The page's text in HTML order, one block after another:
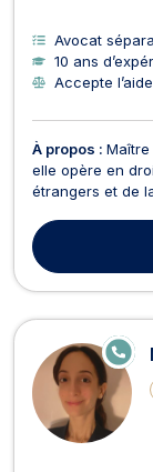
Avocat
10 ans
Accepte
À propos : Maître
elle opère en
étrangers et de
votre dossier
consentement
E
N
LI
G
N
E